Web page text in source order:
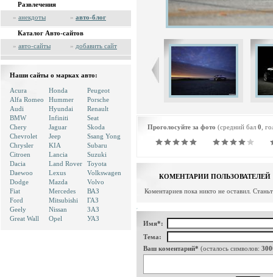
Развлечения
» анекдоты » авто-блог
Каталог Авто-сайтов
» авто-сайты » добавить сайт
Наши сайты о марках авто:
Acura
Alfa Romeo
Audi
BMW
Chery
Chevrolet
Chrysler
Citroen
Dacia
Daewoo
Dodge
Fiat
Ford
Geely
Great Wall
Honda
Hummer
Hyundai
Infiniti
Jaguar
Jeep
KIA
Lancia
Land Rover
Lexus
Mazda
Mercedes
Mitsubishi
Nissan
Opel
Peugeot
Porsche
Renault
Seat
Skoda
Ssang Yong
Subaru
Suzuki
Toyota
Volkswagen
Volvo
ВАЗ
ГАЗ
ЗАЗ
УАЗ
Проголосуйте за фото (средний бал 0 ,
КОМЕНТАРИИ ПОЛЬЗОВАТЕЛЕЙ
Коментариев пока никто не оставил.
Имя*:
Тема:
Ваш коментарий* (осталось символов: